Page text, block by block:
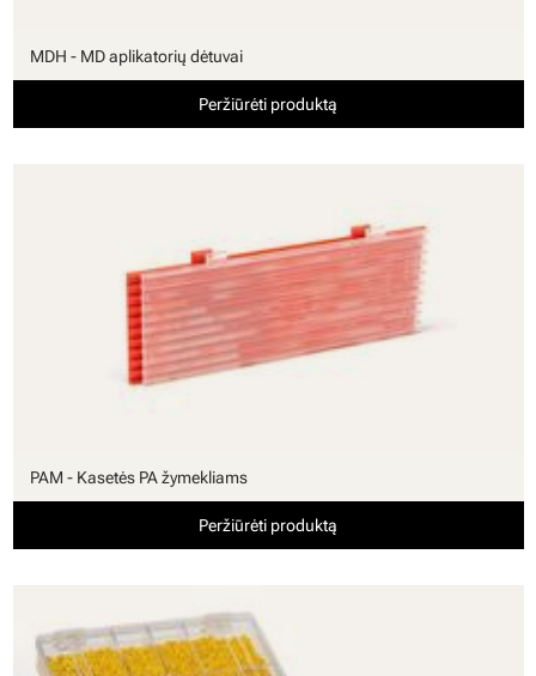
MDH - MD aplikatorių dėtuvai
Peržiūrėti produktą
PAM - Kasetės PA žymekliams
Peržiūrėti produktą